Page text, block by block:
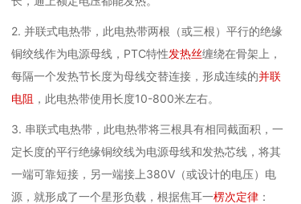
2. 并联式电热带，此电热带两根（或三根）平行的绝缘
铜绞线作为电源母线，PTC特性发热丝缠绕在骨架上，
每隔一个发热节长度为母线交替连接，形成连续的并联
电阻 ，此电热带使用长度10-800米左右。
3. 串联式电热带，此电热带将三根具有相同截面积，一
定长度的平行绝缘铜绞线为电源母线和发热芯线，将其
一端可靠短接，另一端接上380V（或设计的电压）电
源，就形成了一个星形负载，根据焦耳一楞次定律 ：